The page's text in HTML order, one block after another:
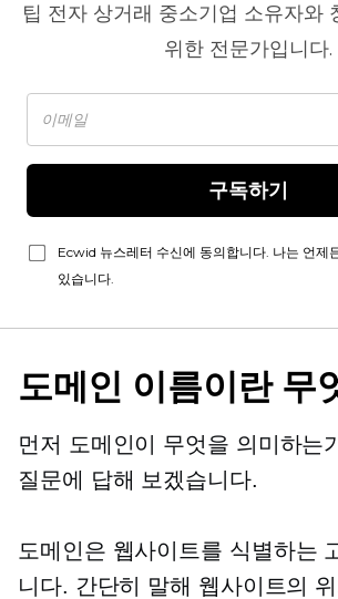
팁 전자 상거래 중소기업 소유자와
위한 전문가입니다.
구독하기
Ecwid 뉴스레터 수신에 동의합니다. 나는 언제
있습니다.
도메인 이름이란 무
먼저 도메인이 무엇을 의미하는
질문에 답해 보겠습니다.
도메인은 웹사이트를 식별하는
니다. 간단히 말해 웹사이트의